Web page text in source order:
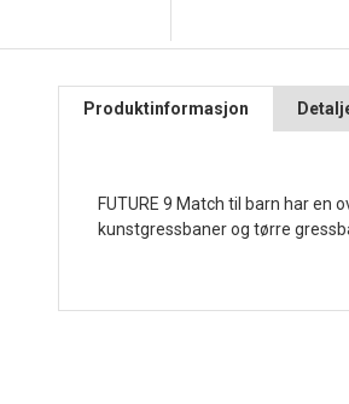
Produktinformasjon
FUTURE 9 Match til barn har
kunstgressbaner og tørre